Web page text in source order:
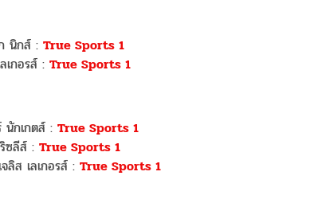
นิกส์ : True Sports 1
กอรส์ : True Sports 1
นักเกตส์ : True Sports 1
ซลีส์ : True Sports 1
ส เลเกอรส์ : True Sports 1